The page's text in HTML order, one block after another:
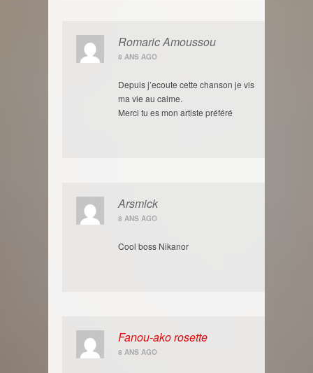
Romaric Amoussou
8 ANS AGO
Depuis j’ecoute cette chanson je vis
ma vie au calme.
Merci tu es mon artiste préféré
Arsmick
8 ANS AGO
Cool boss Nikanor
Fanou-ako rosette
8 ANS AGO